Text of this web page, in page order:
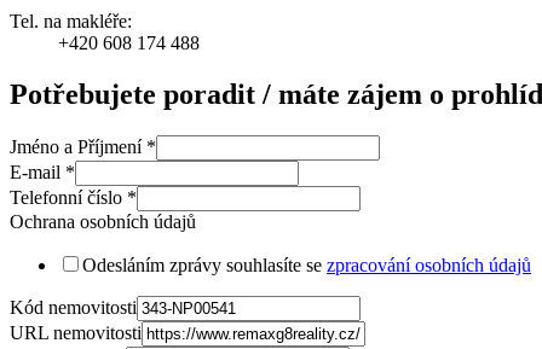
Tel. na makléře:
+420 608 174 488
Potřebujete poradit / máte zájem o
Jméno a Příjmení *
E-mail *
Telefonní číslo *
Ochrana osobních údajů
Odesláním zprávy souhlasíte se zpracování osobních údajů
Kód nemovitosti
URL nemovitosti